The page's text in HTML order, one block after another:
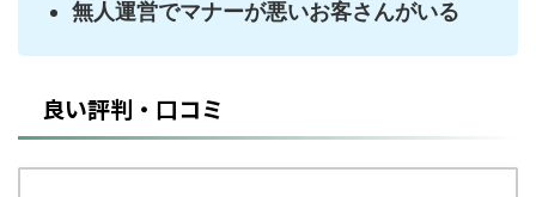
無人運営でマナーが悪いお客さんがいる
良い評判・口コミ